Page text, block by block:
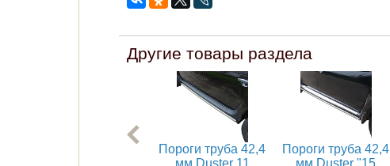
Другие товары раздела
Пороги труба 42,4
мм Duster 11
Пороги труба 42,4
мм Duster "15